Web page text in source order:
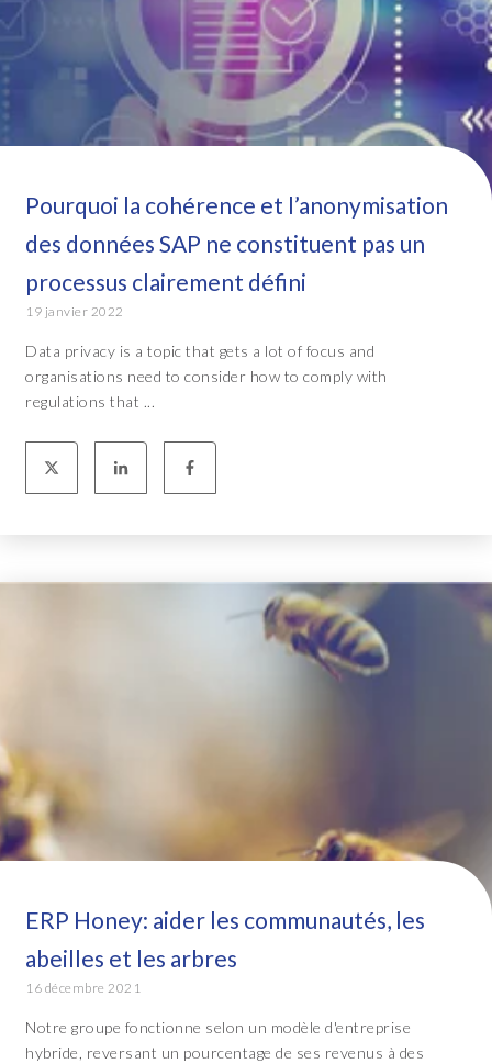
Pourquoi la cohérence et l’anonymisation
des données SAP ne constituent pas un
processus clairement défini
19 janvier 2022
Data privacy is a topic that gets a lot of focus and
organisations need to consider how to comply with
regulations that ...
ERP Honey: aider les communautés, les
abeilles et les arbres
16 décembre 2021
Notre groupe fonctionne selon un modèle d'entreprise
hybride, reversant un pourcentage de ses revenus à des